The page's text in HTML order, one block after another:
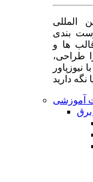
المللی
بندی
ها و
طراحی،
آموزشی